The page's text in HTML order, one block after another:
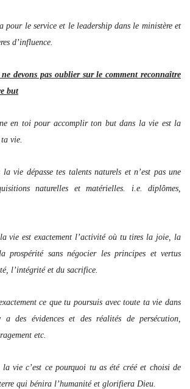
le service et le leadership dans le ministère et
d’influence.
devons pas oublier sur le comment reconnaître
but
toi pour accomplir ton but dans la vie est la
vie.
dépasse tes talents naturels et n’est pas une
naturelles et matérielles. i.e. diplômes,
est exactement l’activité où tu tires la joie, la
prospérité sans négocier les principes et vertus
l’intégrité et du sacrifice.
ce que tu poursuis avec toute ta vie dans
des évidences et des réalités de persécution,
etc.
c’est ce pourquoi tu as été créé et choisi de
qui bénira l’humanité et glorifiera Dieu.